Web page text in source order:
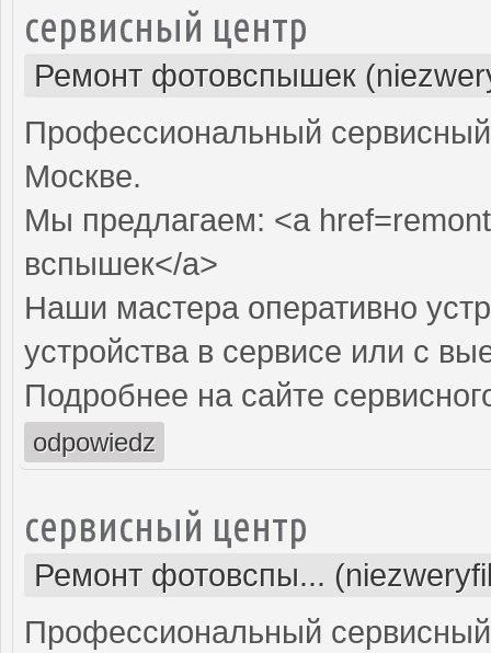
сервисный центр
Ремонт фотовспышек
Профессиональный
Москве.
Мы предлагаем: <a
вспышек</a>
Наши мастера оперативно
устройства в сервисе или с
Подробнее на сайте
odpowiedz
сервисный центр
Ремонт фотовспы...
Профессиональный